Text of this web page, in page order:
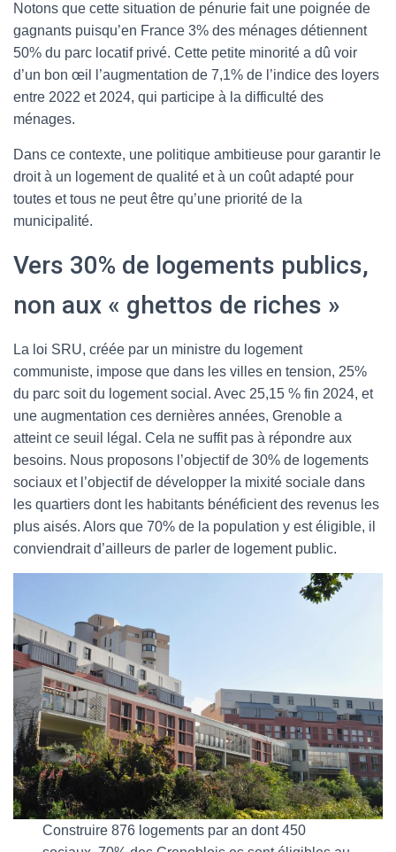
Notons que cette situation de pénurie fait une poignée de
gagnants puisqu’en France 3% des ménages détiennent
50% du parc locatif privé. Cette petite minorité a dû voir
d’un bon œil l’augmentation de 7,1% de l’indice des loyers
entre 2022 et 2024, qui participe à la difficulté des
ménages.
Dans ce contexte, une politique ambitieuse pour garantir le
droit à un logement de qualité et à un coût adapté pour
toutes et tous ne peut être qu’une priorité de la
municipalité.
Vers 30% de logements publics,
non aux « ghettos de riches »
La loi SRU, créée par un ministre du logement
communiste, impose que dans les villes en tension, 25%
du parc soit du logement social. Avec 25,15 % fin 2024, et
une augmentation ces dernières années, Grenoble a
atteint ce seuil légal. Cela ne suffit pas à répondre aux
besoins. Nous proposons l’objectif de 30% de logements
sociaux et l’objectif de développer la mixité sociale dans
les quartiers dont les habitants bénéficient des revenus les
plus aisés. Alors que 70% de la population y est éligible, il
conviendrait d’ailleurs de parler de logement public.
Construire 876 logements par an dont 450